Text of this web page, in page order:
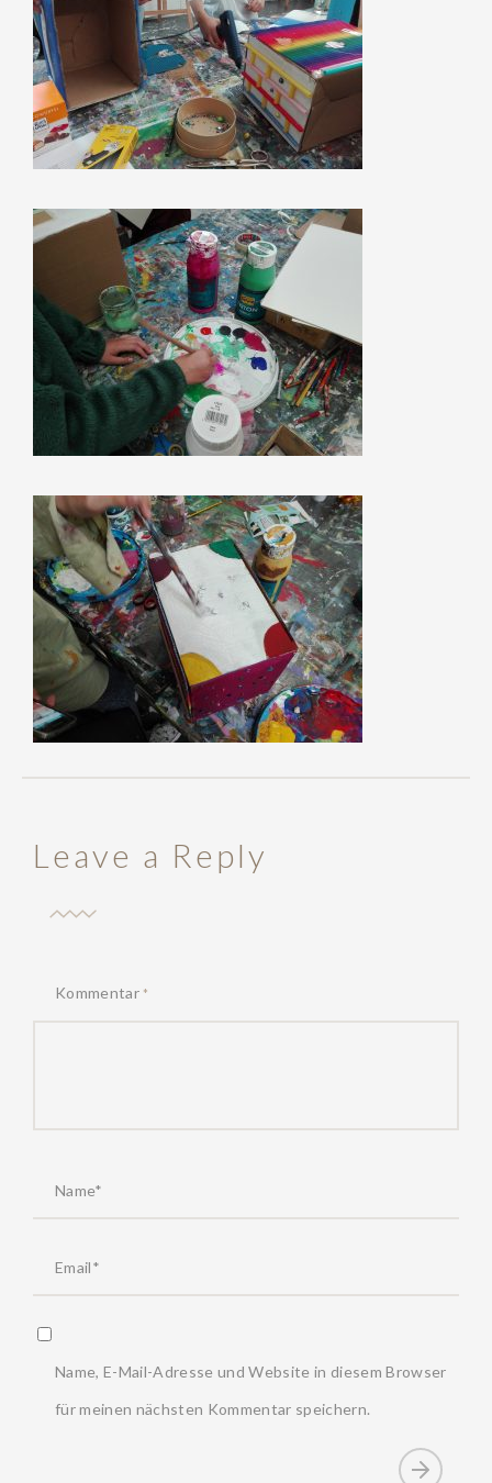
Leave a Reply
Kommentar *
Name, E-Mail-Adresse und Website in diesem Browser
für meinen nächsten Kommentar speichern.